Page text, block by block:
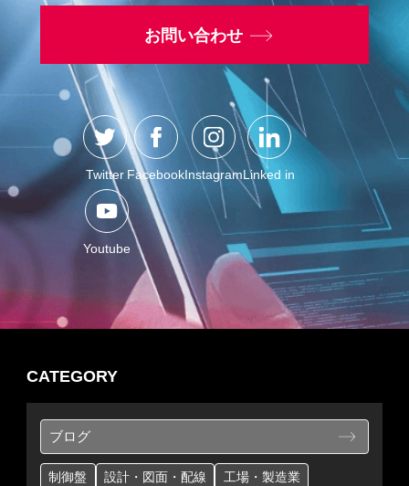
お問い合わせ
Twitter FacebookInstagramLinked in
Youtube
CATEGORY
ブログ
制御盤 設計・図面・配線
工場・製造業